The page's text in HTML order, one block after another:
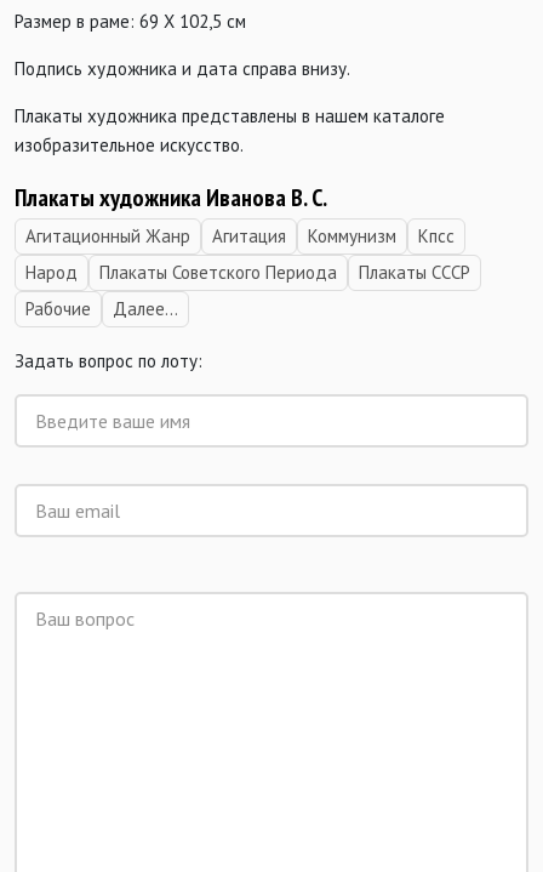
Размер в раме: 69 Х 102,5 см
Подпись художника и дата справа внизу.
Плакаты художника представлены в нашем каталоге
изобразительное искусство.
Плакаты художника Иванова В. С.
Агитационный Жанр Агитация Коммунизм
Кпсс
Народ
Плакаты Советского Периода
Плакаты СССР
Рабочие
Далее...
Задать вопрос по лоту: